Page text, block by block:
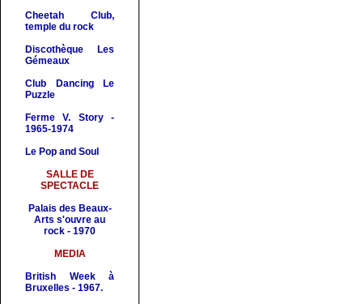
Cheetah Club,
temple du rock
Discothèque Les
Gémeaux
Club Dancing Le
Puzzle
Ferme V. Story -
1965-1974
Le Pop and Soul
SALLE DE
SPECTACLE
Palais des Beaux-
Arts s'ouvre au
rock - 1970
MEDIA
British Week à
Bruxelles - 1967.